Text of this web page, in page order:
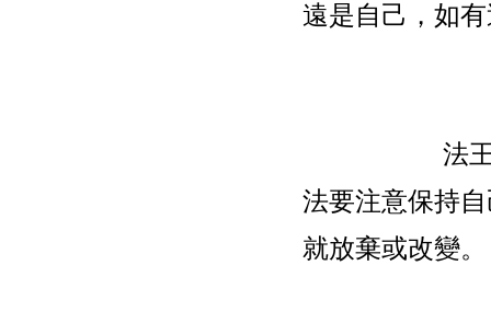
遠是自己，如
法
法要注意保持
就放棄或改變。